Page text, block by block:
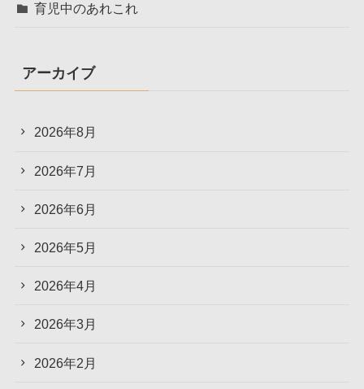
育児中のあれこれ
アーカイブ
2026年8月
2026年7月
2026年6月
2026年5月
2026年4月
2026年3月
2026年2月